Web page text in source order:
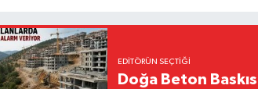
EDITÖRÜN SEÇTIĞI
Doğa Beton